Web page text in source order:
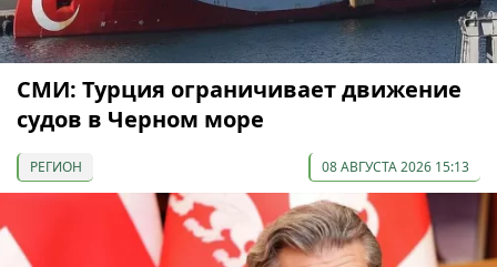
СМИ: Турция ограничивает движение
судов в Черном море
РЕГИОН 08 АВГУСТА 2026 15:13